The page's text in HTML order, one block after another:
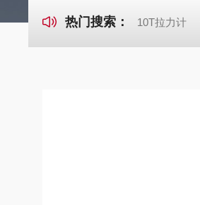
热门搜索： 10T拉力计